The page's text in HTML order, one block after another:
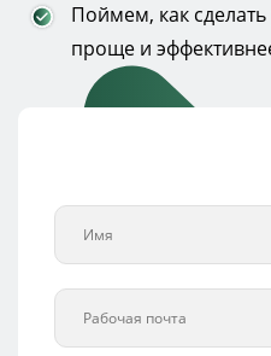
Поймем, как
проще и